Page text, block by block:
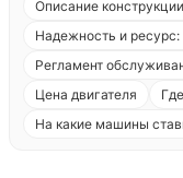
Описание
Надежность и
Регламент
Цена двигателя
На какие машины